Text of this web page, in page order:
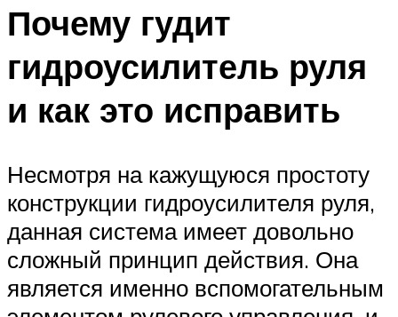
Почему гудит
гидроусилитель руля
и как это исправить
Несмотря на кажущуюся простоту
конструкции гидроусилителя руля,
данная система имеет довольно
сложный принцип действия. Она
является именно вспомогательным